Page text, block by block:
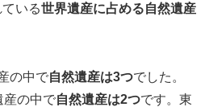
いる世界遺産に占める自然遺産
の中で自然遺産は3つでした。
産の中で自然遺産は2つです。東